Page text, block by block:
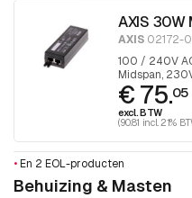
AXIS 30W
AXIS 02172-
100 / 240V
Midspan,
€ 75.05
excl. BTW
(90.81 incl. 21%
• En 2 EOL-producten
Behuizing & Masten